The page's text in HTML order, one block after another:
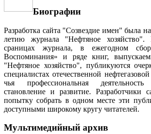
Биографии
Разработка сайта "Созвездие имен" была
летию журнала "Нефтяное хозяйство".
сраницах журнала, в ежегодном
Воспоминания» и ряде книг,
"Нефтяное хозяйство", публикуются
специалистах отечественной
чья профессиональная
становление и развитие. Разработчики
попытку собрать в одном месте эти
доступными широкому кругу читателей.
Мультимедийный архив